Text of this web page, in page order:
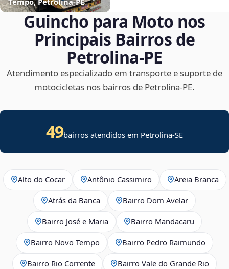
Guincho para Moto nos
Principais Bairros de
Petrolina‑PE
Atendimento especializado em transporte e suporte de
motocicletas nos bairros de Petrolina‑PE.
49bairros atendidos em Petrolina-SE
Alto do Cocar Antônio Cassimiro Areia Branca
Atrás da Banca Bairro Dom Avelar
Bairro José e Maria Bairro Mandacaru
Bairro Novo Tempo Bairro Pedro Raimundo
Bairro Rio Corrente Bairro Vale do Grande Rio